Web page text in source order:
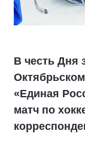
В честь Дня
«Единая
матч по